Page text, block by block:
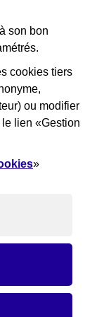
son bon
cookies tiers
ou modifier
lien «Gestion
»
sommes là pour